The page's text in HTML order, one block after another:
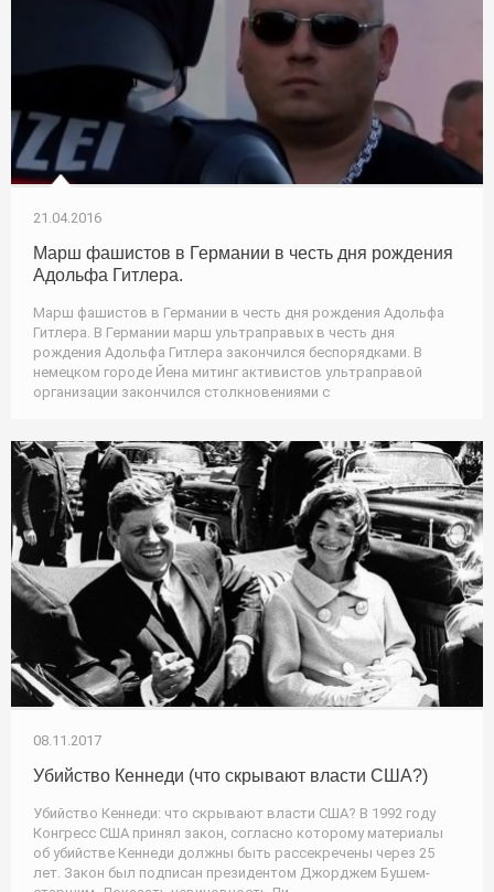
21.04.2016
Марш фашистов в Германии в честь дня рождения
Адольфа Гитлера.
Марш фашистов в Германии в честь дня рождения Адольфа
Гитлера. В Германии марш ультраправых в честь дня
рождения Адольфа Гитлера закончился беспорядками. В
немецком городе Йена митинг активистов ультраправой
организации закончился столкновениями с
08.11.2017
Убийство Кеннеди (что скрывают власти США?)
Убийство Кеннеди: что скрывают власти США? В 1992 году
Конгресс США принял закон, согласно которому материалы
об убийстве Кеннеди должны быть рассекречены через 25
лет. Закон был подписан президентом Джорджем Бушем-